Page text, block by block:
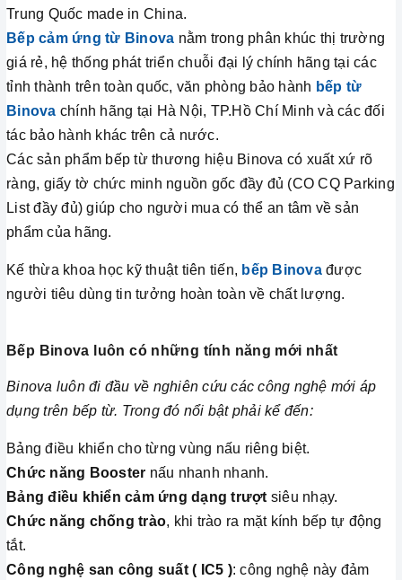
Trung Quốc made in China.
Bếp cảm ứng từ Binova nằm trong phân khúc thị trường
giá rẻ, hệ thống phát triển chuỗi đại lý chính hãng tại các
tỉnh thành trên toàn quốc, văn phòng bảo hành bếp từ
Binova chính hãng tại Hà Nội, TP.Hồ Chí Minh và các đối
tác bảo hành khác trên cả nước.
Các sản phẩm bếp từ thương hiệu Binova có xuất xứ rõ
ràng, giấy tờ chức minh nguồn gốc đầy đủ (CO CQ Parking
List đầy đủ) giúp cho người mua có thể an tâm về sản
phẩm của hãng.
Kế thừa khoa học kỹ thuật tiên tiến, bếp Binovađược
người tiêu dùng tin tưởng hoàn toàn về chất lượng.
Bếp Binova luôn có những tính năng mới nhất
Binova luôn đi đầu về nghiên cứu các công nghệ mới áp
dụng trên bếp từ. Trong đó nổi bật phải kể đến:
Bảng điều khiển cho từng vùng nấu riêng biệt.
Chức năng Booster nấu nhanh nhanh.
Bảng điều khiển cảm ứng dạng trượt siêu nhạy.
Chức năng chống trào, khi trào ra mặt kính bếp tự động
tắt.
Công nghệ san công suất ( IC5 ): công nghệ này đảm